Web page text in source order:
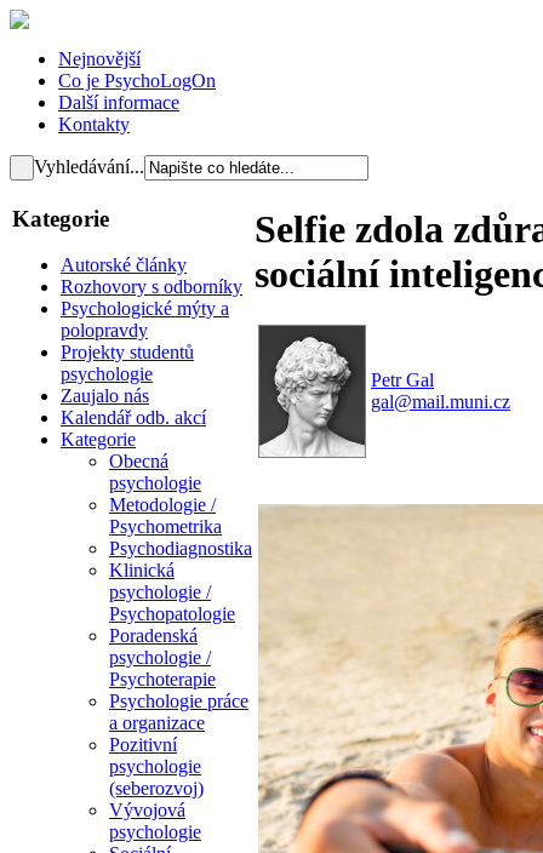
Nejnovější
Co je PsychoLogOn
Další informace
Kontakty
Vyhledávání...
Kategorie
Autorské články
Rozhovory s odborníky
Psychologické mýty a
polopravdy
Projekty studentů
psychologie
Zaujalo nás
Kalendář odb. akcí
Kategorie
Obecná
psychologie
Metodologie /
Psychometrika
Psychodiagnostika
Klinická
psychologie /
Psychopatologie
Poradenská
psychologie /
Psychoterapie
Psychologie práce
a organizace
Pozitivní
psychologie
(seberozvoj)
Vývojová
psychologie
Selfie zdola
sociální
Petr Gal
gal@mail.muni.cz